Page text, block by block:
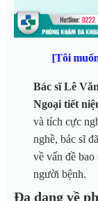
[Tôi
Bác sĩ Lê
Ngoại tiết
và tích cực
nghề, bác sĩ
về vấn đề
người bệnh.
Đa dạng về